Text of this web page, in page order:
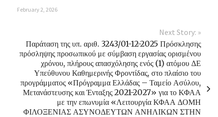
February 2, 2026
Next Story: »
Παράταση της υπ. αριθ. 3243/01-12-2025 Πρόσκλησης
πρόσληψης προσωπικού με σύμβαση εργασίας ορισμένου
χρόνου, πλήρους απασχόλησης ενός (1) ατόμου ΔΕ
Υπεύθυνου Καθημερινής Φροντίδας, στο πλαίσιο του
προγράμματος «Πρόγραμμα Ελλάδας – Ταμείο Ασύλου,
Μετανάστευσης και Ένταξης 2021-2027» για το ΚΦΑΑ
με την επωνυμία «Λειτουργία ΚΦΑΑ ΔΟΜΗ
ΦΙΛΟΞΕΝΙΑΣ ΑΣΥΝΟΔΕΥΤΩΝ ΑΝΗΛΙΚΩΝ ΣΤΗΝ